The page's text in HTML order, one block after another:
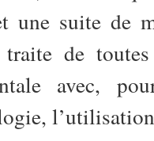
une suite de
de
avec,